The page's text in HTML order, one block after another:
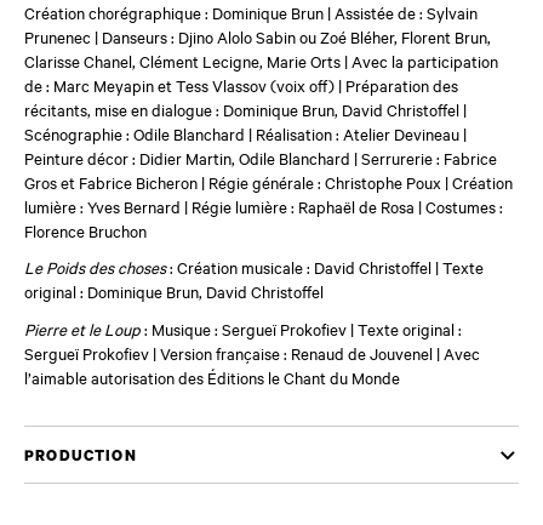
Création chorégraphique : Dominique Brun | Assistée de : Sylvain
Prunenec | Danseurs : Djino Alolo Sabin ou Zoé Bléher, Florent Brun,
Clarisse Chanel, Clément Lecigne, Marie Orts | Avec la participation
de : Marc Meyapin et Tess Vlassov (voix off) | Préparation des
récitants, mise en dialogue : Dominique Brun, David Christoffel |
Scénographie : Odile Blanchard | Réalisation : Atelier Devineau |
Peinture décor : Didier Martin, Odile Blanchard | Serrurerie : Fabrice
Gros et Fabrice Bicheron | Régie générale : Christophe Poux | Création
lumière : Yves Bernard | Régie lumière : Raphaël de Rosa | Costumes :
Florence Bruchon
Le Poids des choses: Création musicale : David Christoffel | Texte
original : Dominique Brun, David Christoffel
Pierre et le Loup: Musique : Sergueï Prokofiev | Texte original :
Sergueï Prokofiev | Version française : Renaud de Jouvenel | Avec
l’aimable autorisation des Éditions le Chant du Monde
PRODUCTION